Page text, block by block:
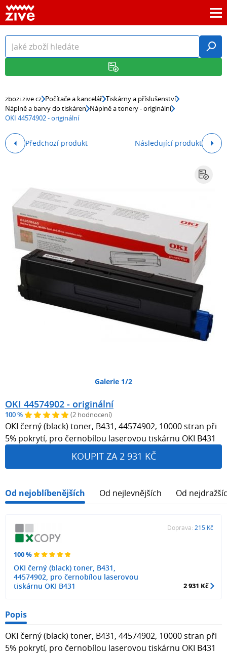
zbozi.zive.cz Počítače a kancelář Tiskárny a příslušenství
Náplně a barvy do tiskáren Náplně a tonery - originální
OKI 44574902 - originální
Předchozí produkt Následující produkt
Galerie 1/2
OKI 44574902 - originální
100 % (2 hodnocení)
OKI černý (black) toner, B431, 44574902, 10000 stran při
5% pokrytí, pro černobílou laserovou tiskárnu OKI B431
KOUPIT ZA 2 931 KČ
Od nejoblíbenějších Od nejlevnějších Od
100 %
OKI černý (black) toner, B431,
44574902, pro černobílou laserovou
tiskárnu OKI B431
Doprava: 215 Kč
2 931 Kč
Popis
OKI černý (black) toner, B431, 44574902, 10000 stran při
5% pokrytí, pro černobílou laserovou tiskárnu OKI B431